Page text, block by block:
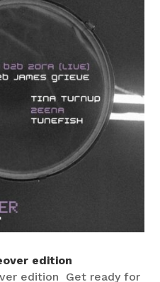
edition
edition Get ready for